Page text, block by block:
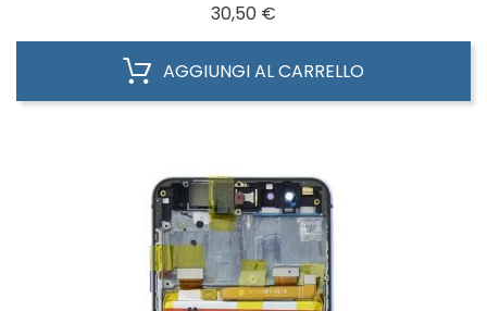
30,50 €
AGGIUNGI AL CARRELLO